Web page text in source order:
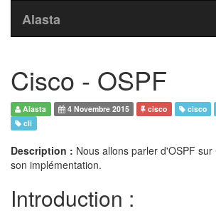
Alasta
Cisco - OSPF
Alasta 4 Novembre 2015 cisco cisco
cli
Description : Nous allons parler d'OSPF
son implémentation.
Introduction :